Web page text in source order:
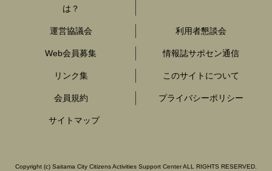
は？
運営協議会 利用者懇談会
Web会員募集 情報誌サポセン通信
リンク集 このサイトについて
会員規約 プライバシーポリシー
サイトマップ
Copyright (c) Saitama City Citizens Activities Support Center ALL RIGHTS RESERVED.